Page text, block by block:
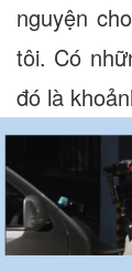
nguyện
tôi. Có
đó là